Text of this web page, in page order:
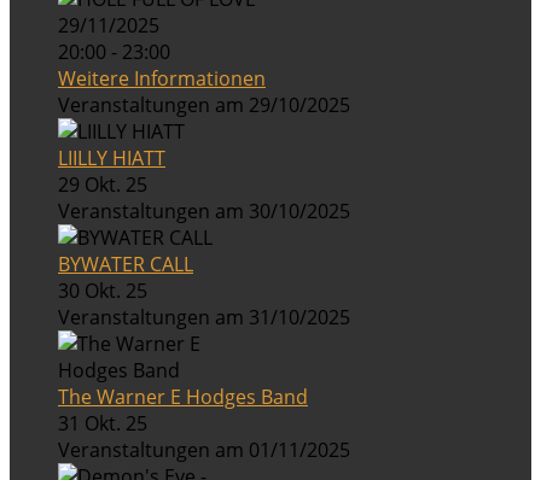
29/11/2025
20:00 - 23:00
Weitere Informationen
Veranstaltungen am 29/10/2025
LIILLY HIATT
29 Okt. 25
Veranstaltungen am 30/10/2025
BYWATER CALL
30 Okt. 25
Veranstaltungen am 31/10/2025
The Warner E Hodges Band
31 Okt. 25
Veranstaltungen am 01/11/2025